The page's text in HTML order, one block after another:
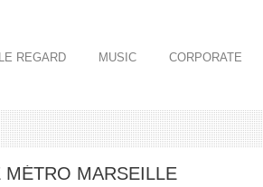
LE REGARD MUSIC CORPORATE
MÉTRO MARSEILLE